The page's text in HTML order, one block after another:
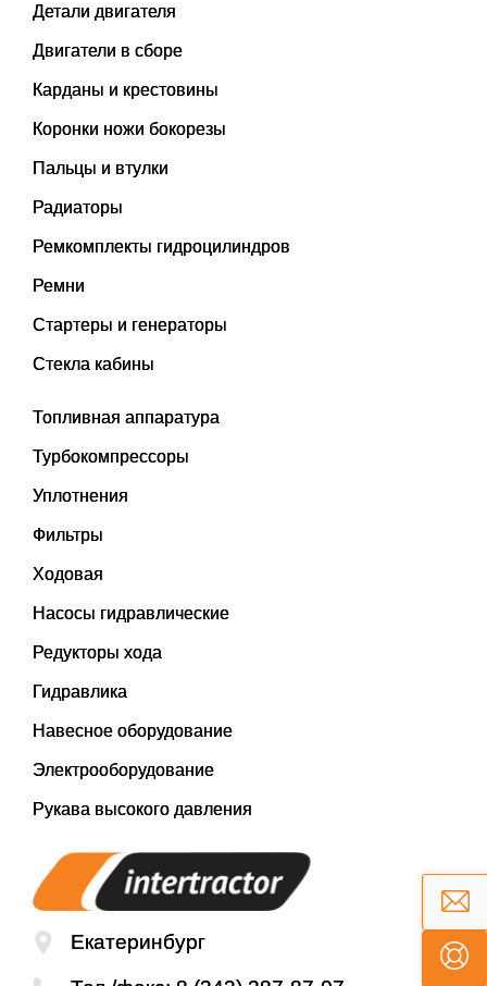
Детали двигателя
Двигатели в сборе
Карданы и крестовины
Коронки ножи бокорезы
Пальцы и втулки
Радиаторы
Ремкомплекты гидроцилиндров
Ремни
Стартеры и генераторы
Стекла кабины
Топливная аппаратура
Турбокомпрессоры
Уплотнения
Фильтры
Ходовая
Насосы гидравлические
Редукторы хода
Гидравлика
Навесное оборудование
Электрооборудование
Рукава высокого давления
Екатеринбург